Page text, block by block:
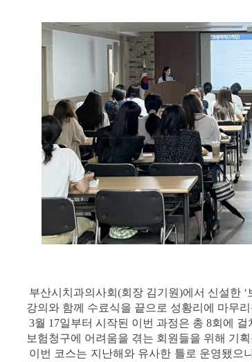
부산시치과의사회(회장 김기원)에서 신설한
강의와 함께 수료식을 끝으로 성황리에 마무
3월 17일부터 시작된 이번 과정은 총 8회에
보험청구에 어려움을 겪는 회원들을 위해 기
이번 코스는 지난해와 유사한 틀로 운영됐으